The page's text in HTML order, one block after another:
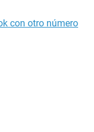
con otro número